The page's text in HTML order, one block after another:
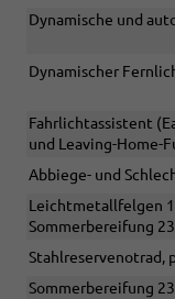
Dynamische und
Dynamischer
Fahrlichtassistent
und Leaving-Home-
Abbiege- und
Leichtmetallfelgen
Sommerbereifung
Stahlreservenotrad,
Sommerbereifung